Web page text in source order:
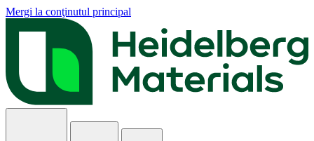
Mergi la conţinutul principal